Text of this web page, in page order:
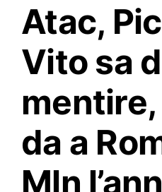
Atac,
Vito sa
da a
Mln